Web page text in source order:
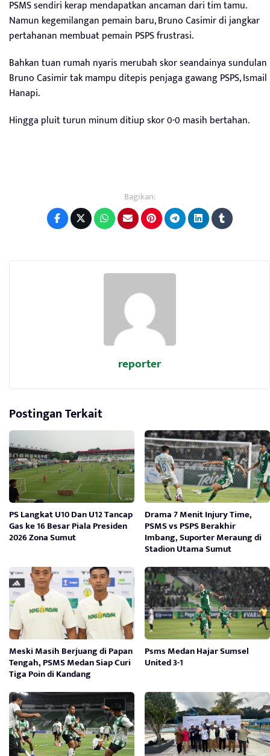
PSMS sendiri kerap mendapatkan ancaman dari tim tamu.
Namun kegemilangan pemain baru, Bruno Casimir di jangkar
pertahanan membuat pemain PSPS frustrasi.
Bahkan tuan rumah nyaris merubah skor seandainya sundulan
Bruno Casimir tak mampu ditepis penjaga gawang PSPS, Ismail
Hanapi.
Hingga pluit turun minum ditiup skor 0-0 masih bertahan.
Bagikan:
reporter
Postingan Terkait
PS Langkat U10 Dan U12 Tancap
Gas ke 16 Besar Piala Presiden
2026 Zona Sumut
Drama 7 Menit Injury Time,
PSMS vs PSPS Berakhir
Imbang, Suporter Meraung di
Stadion Utama Sumut
Meski Masih Berjuang di Papan
Tengah, PSMS Medan Siap Curi
Tiga Poin di Kandang
Psms Medan Hajar Sumsel
United 3-1